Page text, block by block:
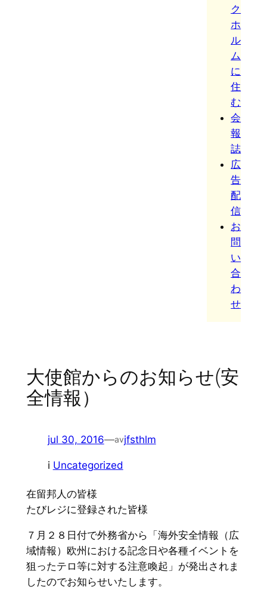
ク
ホ
ル
ム
に
住
む
会
報
誌
広
告
配
信
お
問
い
合
わ
せ
大使館からのお知らせ(安
全情報）
jul 30, 2016—avjfsthlm
i Uncategorized
在留邦人の皆様
たびレジに登録された皆様
７月２８日付で外務省から「海外安全情報（広
域情報） 欧州における記念日や各種イベントを
狙ったテロ等に対する注意喚起」が発出されま
したのでお知らせいたします。